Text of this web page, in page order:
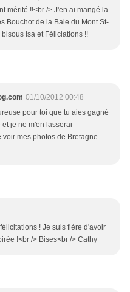
mérité !!<br /> J'en ai mangé la
Bouchot de la Baie du Mont St-
Isa et Féliciations !!
01/10/2012 00:48
pour toi que tu aies gagné
je ne m'en lasserai
mes photos de Bretagne
! Je suis fière d'avoir
!<br /> Bises<br /> Cathy